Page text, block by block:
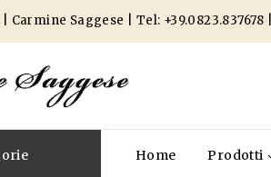
Carmine Saggese | Tel: +39.0823.837678
Home Prodotti